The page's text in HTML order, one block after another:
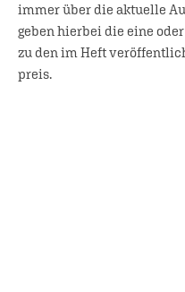
immer über die aktuelle
geben hierbei die eine
zu den im Heft
preis.